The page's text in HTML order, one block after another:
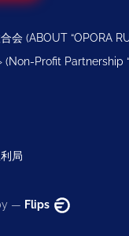
会 (ABOUT “OPORA
Profit Partnership
局
— Flips